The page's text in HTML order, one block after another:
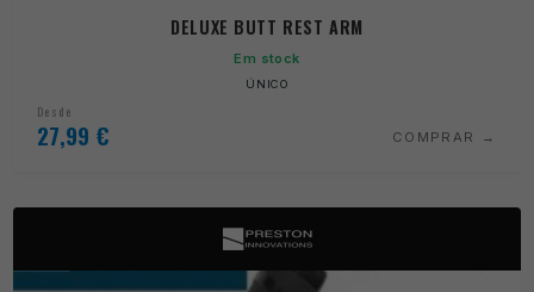
DELUXE BUTT REST ARM
Em stock
ÚNICO
Desde
27,99 € COMPRAR